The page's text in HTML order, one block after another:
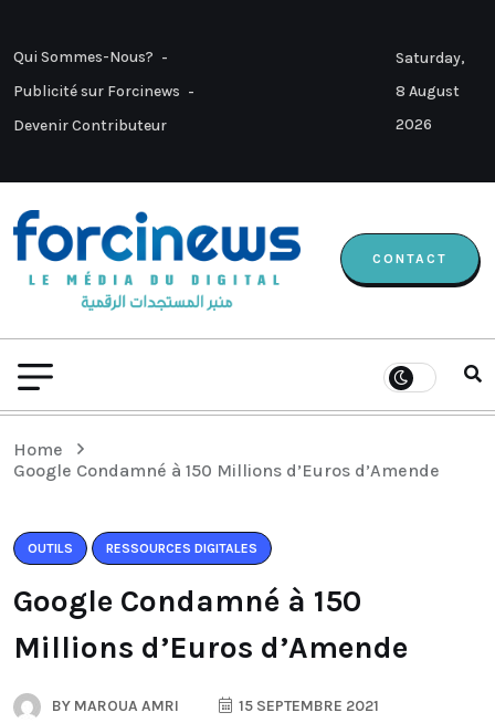
Qui Sommes-Nous?
Publicité sur Forcinews
Devenir Contributeur
Saturday,
8 August
2026
CONTACT
Home
Google Condamné à 150 Millions d’Euros d’Amende
OUTILS RESSOURCES DIGITALES
Google Condamné à 150
Millions d’Euros d’Amende
BY MAROUA AMRI
15 SEPTEMBRE 2021